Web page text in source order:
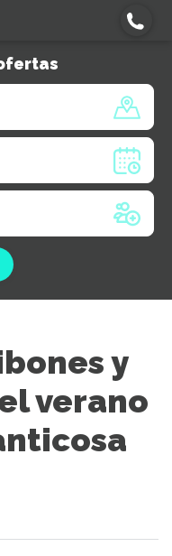
y
verano